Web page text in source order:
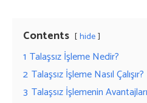
Contents hide
1 Talaşsız İşleme Nedir?
2 Talaşsız İşleme Nasıl Çalışır?
3 Talaşsız İşlemenin